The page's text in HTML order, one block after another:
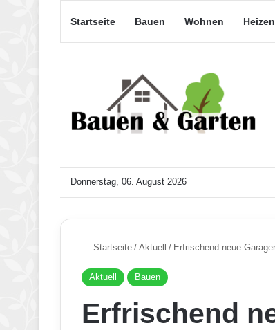
Startseite Bauen Wohnen
Donnerstag, 06. August 2026
Startseite / Aktuell / Erfrischend neue
Aktuell Bauen
Erfrischend